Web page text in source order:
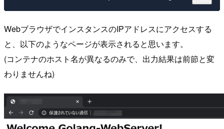
WebブラウザでインスタンスのIPアドレスにアクセスする
と、以下のようなページが表示されると思います。
(コンテナのホスト名が異なるのみで、出力結果は前節と変
わりませんね)